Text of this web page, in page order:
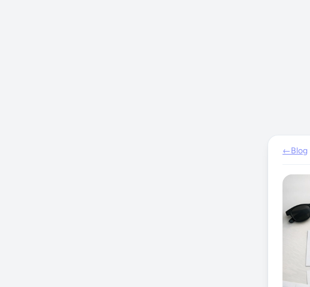
←Blog